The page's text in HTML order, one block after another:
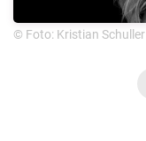
© Foto: Kristian Schuller